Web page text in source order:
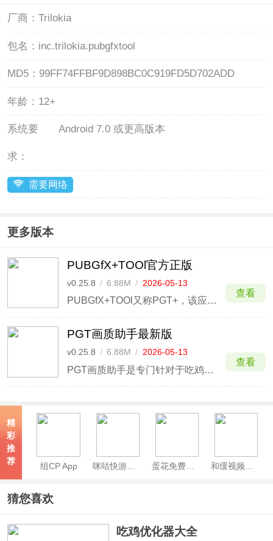
厂商： Trilokia
包名： inc.trilokia.pubgfxtool
MD5： 99FF74FFBF9D898BC0C919FD5D702ADD
年龄： 12+
系统要
求：
Android 7.0 或更高版本
需要网络
更多版本
PUBGfX+TOOl官方正版
v0.25.8 / 6.88M / 2026-05-13
PUBGfX+TOOl又称PGT+，该应用是专为PUBG手游所打造的一款游戏优化应用，通过它玩家们不仅可以解锁HDR图形和极限FPS90-120帧等级，而且还可以提高游戏的画面质量与分辨率，以此来提高玩家的pubg手游体验感。
查看
PGT画质助手最新版
v0.25.8 / 6.88M / 2026-05-13
PGT画质助手是专门针对于吃鸡手游的一款游戏图像优化辅助软件，拥有着自定义设置、90FPS帧率、120FPS帧率、音质增强、图形渲染优化、游戏空间优化等功能，并且完美与当前pubg各种版本完全兼容，覆盖了1000种不同设备的图像与性能设置。
查看
精
彩
推
荐
组CP App 咪咕快游官方正版
猜您喜欢
吃鸡优化器大全